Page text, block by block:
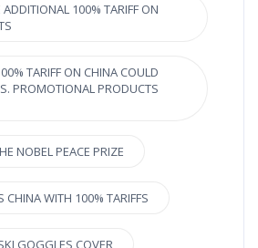
100% TARIFF ON
TARIFF ON CHINA COULD
PROMOTIONAL PRODUCTS
NOBEL PEACE PRIZE
CHINA WITH 100% TARIFFS
GOGGLES COVER